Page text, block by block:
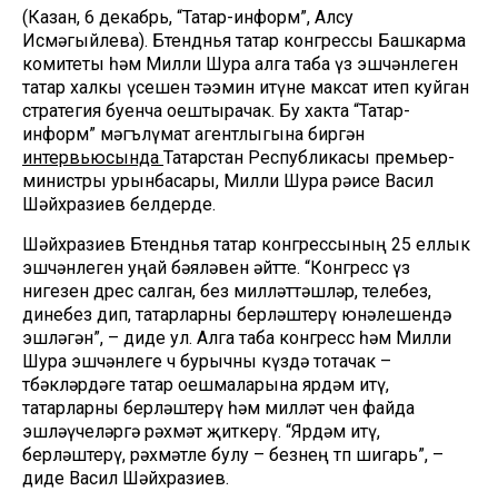
(Казан, 6 декабрь, “Татар-информ”, Алсу
Исмәгыйлева). Бөтендөнья татар конгрессы Башкарма
комитеты һәм Милли Шура алга таба үз эшчәнлеген
татар халкы үсешен тәэмин итүне максат итеп куйган
стратегия буенча оештырачак. Бу хакта “Татар-
информ” мәгълүмат агентлыгына биргән
интервьюсында Татарстан Республикасы премьер-
министры урынбасары, Милли Шура рәисе Васил
Шәйхразиев белдерде.
Шәйхразиев Бөтендөнья татар конгрессының 25 еллык
эшчәнлеген уңай бәяләвен әйтте. “Конгресс үз
нигезен дөрес салган, без милләттәшләр, телебез,
динебез дип, татарларны берләштерү юнәлешендә
эшләгән”, – диде ул. Алга таба конгресс һәм Милли
Шура эшчәнлеге өч бурычны күздә тотачак –
төбәкләрдәге татар оешмаларына ярдәм итү,
татарларны берләштерү һәм милләт өчен файда
эшләүчеләргә рәхмәт җиткерү. “Ярдәм итү,
берләштерү, рәхмәтле булу – безнең төп шигарь”, –
диде Васил Шәйхразиев.